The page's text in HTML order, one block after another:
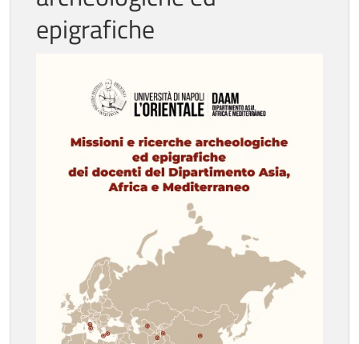
epigrafiche